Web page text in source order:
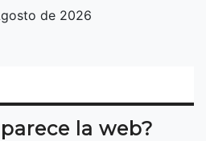
de 2026
la web?